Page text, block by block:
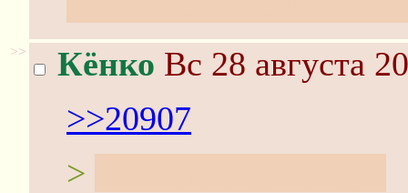
>> Кёнко Вс 28 августа
>>20907
>